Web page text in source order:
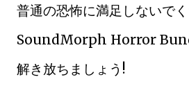
普通の恐怖に満足しないでく
SoundMorph Horror
解き放ちましょう!